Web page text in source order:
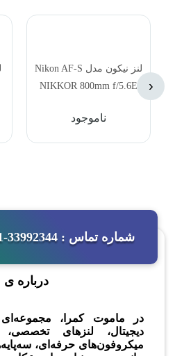
لنز نیکون مدل Nikon AF-S
NIKKOR 800mm f/5.6E
ناموجود
‹
شماره تماس : 33992344-021 - 09127172462
درباره ی
در ماموت کمرا،
دیجیتال، لنزهای تخصصی،
میکروفون‌های حرفه‌ای،